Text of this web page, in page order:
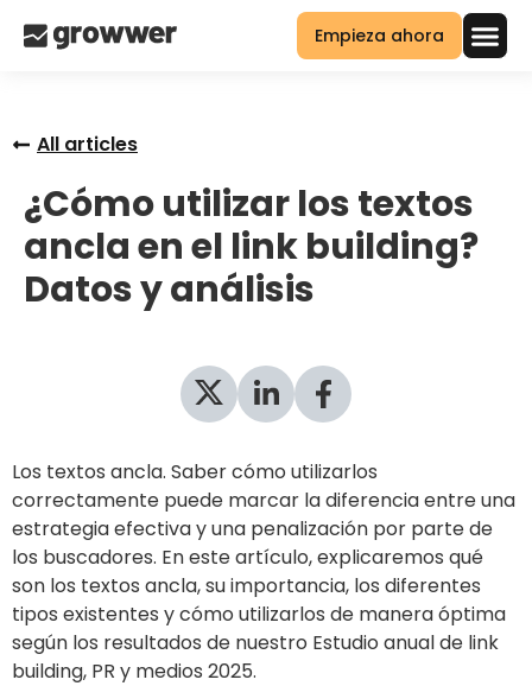
Empieza ahora
All articles
¿Cómo utilizar los textos
ancla en el link building?
Datos y análisis
Los textos ancla. Saber cómo utilizarlos
correctamente puede marcar la diferencia entre una
estrategia efectiva y una penalización por parte de
los buscadores. En este artículo, explicaremos qué
son los textos ancla, su importancia, los diferentes
tipos existentes y cómo utilizarlos de manera óptima
según los resultados de nuestro Estudio anual de link
building, PR y medios 2025.